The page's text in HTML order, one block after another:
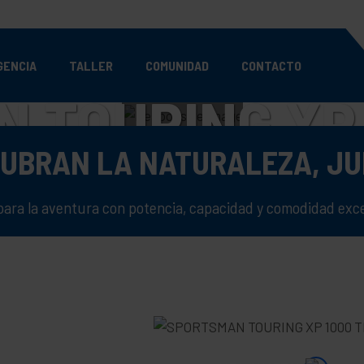
TALLER COMUNIDAD CONTACTO
TOURING
ATV DEFINITIVA PARA
LA NATURALEZA,
la aventura con potencia, capacidad y comodidad